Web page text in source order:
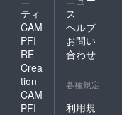
ティ
CAM
PFI
RE
Crea
tion
CAM
PFI
ス
ヘルプ
お問い
合わせ
各種規定
利用規